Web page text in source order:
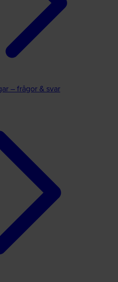
– frågor & svar